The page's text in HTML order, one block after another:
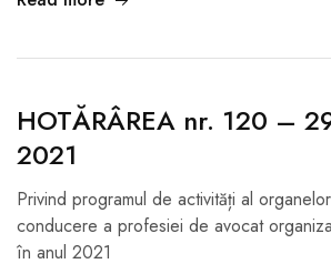
HOTĂRÂREA nr. 120 –
2021
Privind programul de activități al
conducere a profesiei de avocat
în anul 2021